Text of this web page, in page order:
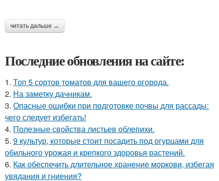
читать дальше →
Последние обновления на сайте:
1. Топ 5 сортов томатов для вашего огорода.
2. На заметку дачникам.
3. Опасные ошибки при подготовке почвы для рассады:
чего следует избегать!
4. Полезные свойства листьев облепихи.
5. 9 культур, которые стоит посадить под огурцами для
обильного урожая и крепкого здоровья растений.
6. Как обеспечить длительное хранение моркови, избегая
увядания и гниения?